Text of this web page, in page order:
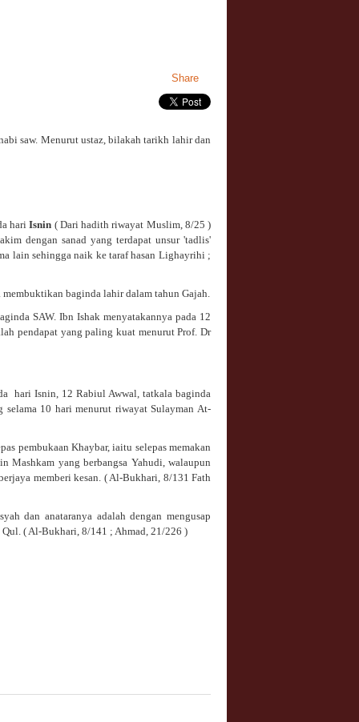
Share
saw. Menurut ustaz, bilakah tarikh lahir dan
hariIsnin ( Dari hadith riwayat Muslim, 8/25 )
dengan sanad yang terdapat unsur 'tadlis'
lain sehingga naik ke taraf hasan Lighayrihi ;
baginda lahir dalam tahun Gajah.
SAW. Ibn Ishak menyatakannya pada 12
pendapat yang paling kuat menurut Prof. Dr
hari Isnin, 12 Rabiul Awwal, tatkala baginda
10 hari menurut riwayat Sulayman At-
pembukaan Khaybar, iaitu selepas memakan
Mashkam yang berbangsa Yahudi, walaupun
memberi kesan. ( Al-Bukhari, 8/131 Fath
dan anataranya adalah dengan mengusap
( Al-Bukhari, 8/141 ; Ahmad, 21/226 )